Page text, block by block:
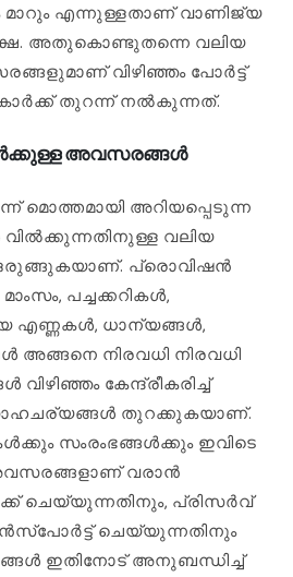
മാറും എന്നുള്ളതാണ് വാണിജ്യ
അതുകൊണ്ടുതന്നെ വലിയ
വിഴിഞ്ഞം പോർട്ട്
തുറന്ന് നൽകുന്നത്.
അവസരങ്ങൾ
മൊത്തമായി അറിയപ്പെടുന്ന
വിൽക്കുന്നതിനുള്ള വലിയ
പ്രൊവിഷൻ
പച്ചക്കറികൾ,
എണ്ണകൾ, ധാന്യങ്ങൾ,
അങ്ങനെ നിരവധി നിരവധി
കേന്ദ്രീകരിച്ച്
തുറക്കുകയാണ്.
സംരംഭങ്ങൾക്കും ഇവിടെ
വരാൻ
ചെയ്യുന്നതിനും, പ്രിസർവ്
ചെയ്യുന്നതിനും
ഇതിനോട് അനുബന്ധിച്ച്